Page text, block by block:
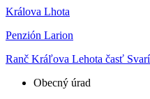
Králova Lhota
Penzión Larion
Ranč Kráľova Lehota časť
Obecný úrad